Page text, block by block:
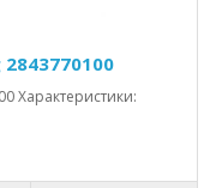
Характеристики: